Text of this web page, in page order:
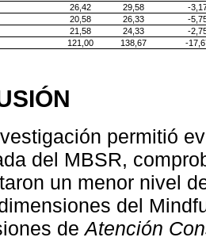
26,42 29,58
-
20,58 26,33
-
21,58 24,33
-
121,00 138,67 -
permitió
del MBSR,
un menor nivel
del
deAtención